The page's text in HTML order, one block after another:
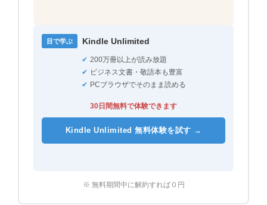
目で学ぶ Kindle Unlimited
✔ 200万冊以上が読み放題
✔ ビジネス文書・敬語本も豊富
✔ PCブラウザでそのまま読める
30日間無料で体験できます
Kindle Unlimited 無料体験を試す →
※ 無料期間中に解約すれば０円